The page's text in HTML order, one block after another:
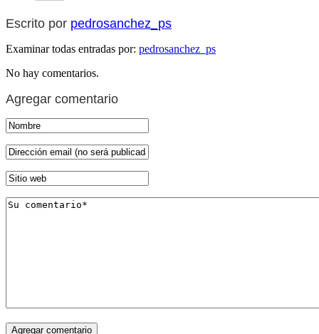
Escrito por pedrosanchez_ps
Examinar todas entradas por: pedrosanchez_ps
No hay comentarios.
Agregar comentario